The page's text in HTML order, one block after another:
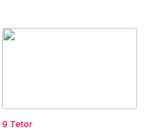
9 Tetor